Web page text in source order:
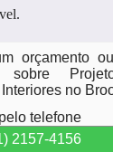
orçamento
sobre
no
telefone
2157-4156